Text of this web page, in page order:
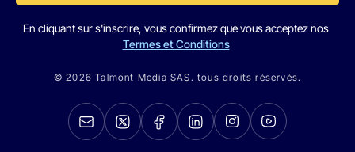
En cliquant sur s'inscrire, vous confirmez que vous acceptez nos
Termes et Conditions
© 2026 Talmont Media SAS. tous droits réservés.